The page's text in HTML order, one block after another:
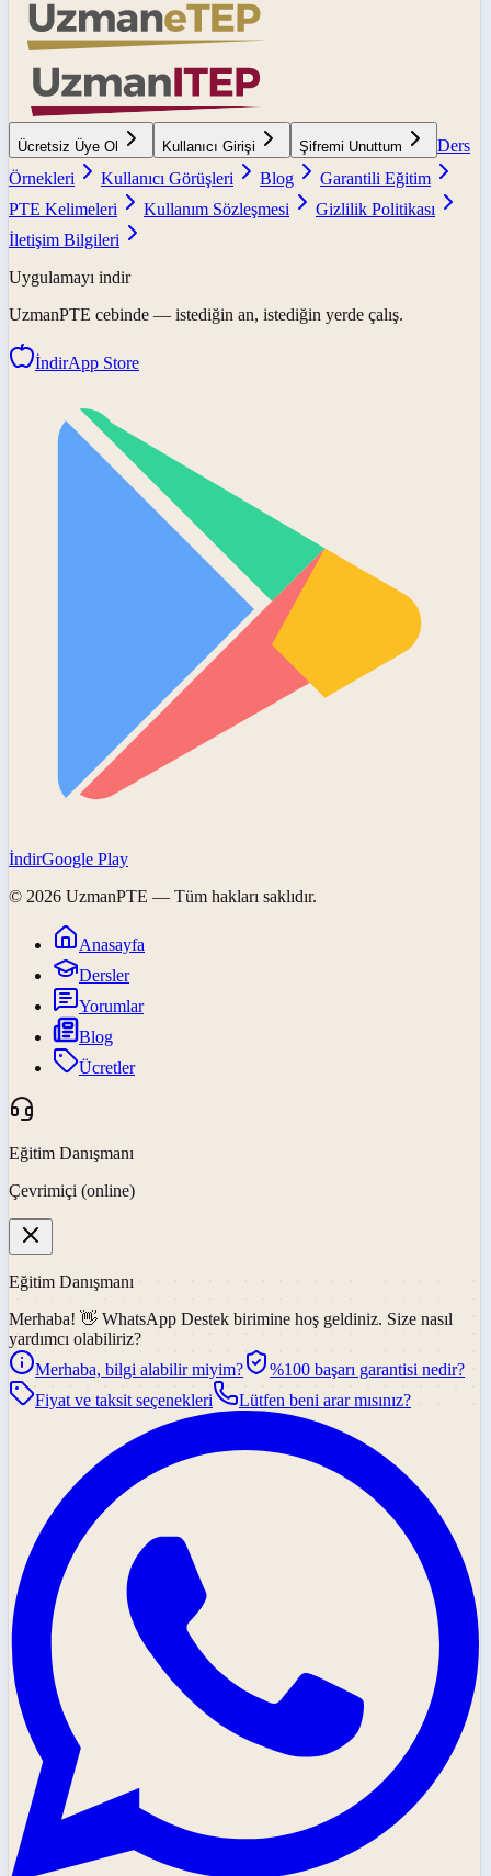
Ücretsiz Üye Ol Kullanıcı Girişi Şifremi Unuttum
Ders
Örnekleri
Kullanıcı Görüşleri Blog
Garantili Eğitim
PTE Kelimeleri
Kullanım Sözleşmesi
Gizlilik Politikası
İletişim Bilgileri
Uygulamayı indir
UzmanPTE cebinde — istediğin an, istediğin yerde çalış.
İndirApp Store
İndirGoogle Play
© 2026 UzmanPTE — Tüm hakları saklıdır.
Anasayfa
Dersler
Yorumlar
Blog
Ücretler
Eğitim Danışmanı
Çevrimiçi (online)
Eğitim Danışmanı
Merhaba! 👋 WhatsApp Destek birimine hoş geldiniz. Size nasıl
yardımcı olabiliriz?
Merhaba, bilgi alabilir miyim?
%100 başarı garantisi nedir?
Fiyat ve taksit seçenekleri
Lütfen beni arar mısınız?